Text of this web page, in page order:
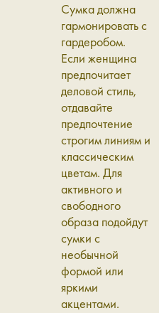
Сумка должна
гармонировать с
гардеробом.
Если женщина
предпочитает
деловой стиль,
отдавайте
предпочтение
строгим линиям и
классическим
цветам. Для
активного и
свободного
образа подойдут
сумки с
необычной
формой или
яркими
акцентами.